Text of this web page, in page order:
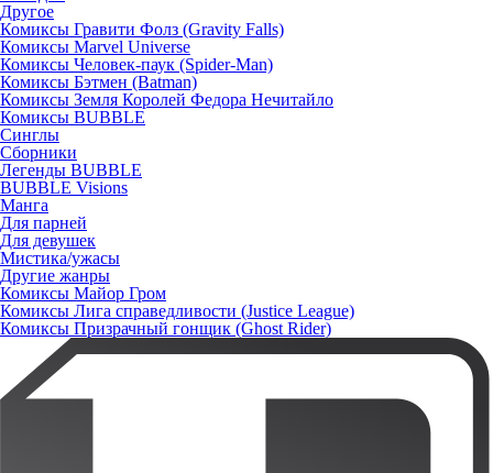
Другое
Комиксы Гравити Фолз (Gravity Falls)
Комиксы Marvel Universe
Комиксы Человек-паук (Spider-Man)
Комиксы Бэтмен (Batman)
Комиксы Земля Королей Федора Нечитайло
Комиксы BUBBLE
Синглы
Сборники
Легенды BUBBLE
BUBBLE Visions
Манга
Для парней
Для девушек
Мистика/ужасы
Другие жанры
Комиксы Майор Гром
Комиксы Лига справедливости (Justice League)
Комиксы Призрачный гонщик (Ghost Rider)